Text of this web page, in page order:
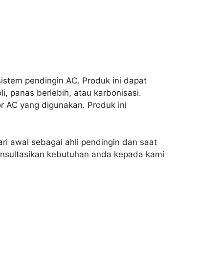
pendingin AC. Produk ini dapat
panas berlebih, atau karbonisasi.
AC yang digunakan. Produk ini
awal sebagai ahli pendingin dan saat
kebutuhan anda kepada kami